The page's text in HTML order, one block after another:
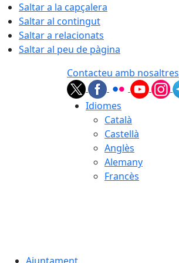
Saltar a la capçalera
Saltar al contingut
Saltar a relacionats
Saltar al peu de pàgina
Contacteu amb nosaltres
Idiomes
Català
Castellà
Anglès
Alemany
Francès